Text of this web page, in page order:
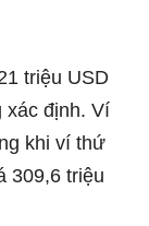
triệu USD
xác định. Ví
khi ví thứ
309,6 triệu